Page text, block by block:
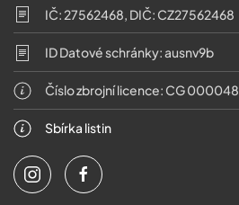
IČ: 27562468, DIČ: CZ27562468
ID Datové schránky: ausnv9b
Číslo zbrojní licence: CG 000048
Sbírka listin